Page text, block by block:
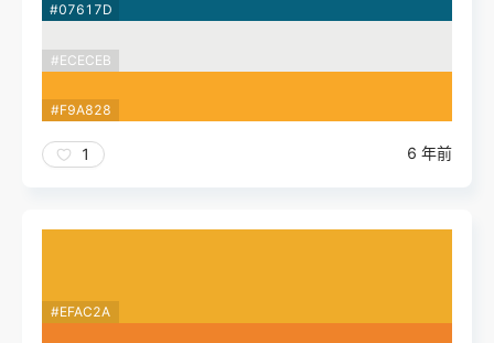
#07617D
#ECECEB
#F9A828
1 6 年前
#EFAC2A